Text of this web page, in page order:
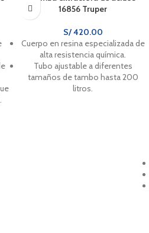
16856 Truper
S/420.00
Cuerpo en resina especializada de
alta resistencia química.
Tubo ajustable a diferentes
tamaños de tambo hasta 200
litros.